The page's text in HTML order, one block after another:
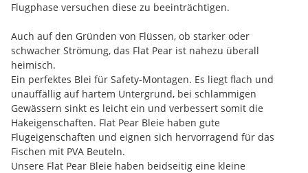
Flugphase versuchen diese zu beeinträchtigen.
Auch auf den Gründen von Flüssen, ob starker oder
schwacher Strömung, das Flat Pear ist nahezu überall
heimisch.
Ein perfektes Blei für Safety-Montagen. Es liegt flach und
unauffällig auf hartem Untergrund, bei schlammigen
Gewässern sinkt es leicht ein und verbessert somit die
Hakeigenschaften. Flat Pear Bleie haben gute
Flugeigenschaften und eignen sich hervorragend für das
Fischen mit PVA Beuteln.
Unsere Flat Pear Bleie haben beidseitig eine kleine